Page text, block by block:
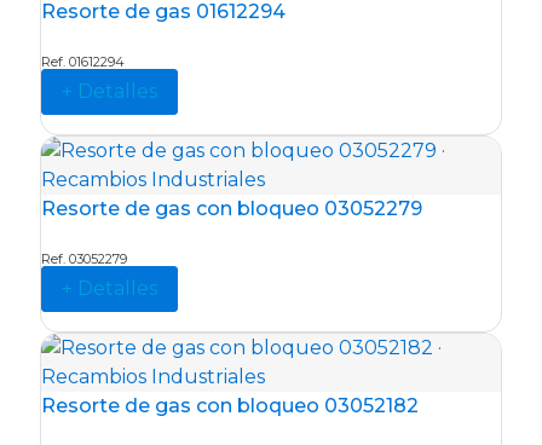
Resorte de gas 01612294
+ Detalles
Ref. 01612294
Resorte de gas con bloqueo 03052279
+ Detalles
Ref. 03052279
Resorte de gas con bloqueo 03052182